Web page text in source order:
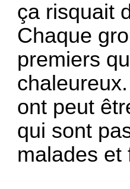
ça risquait
Chaque
premiers
ont peut
qui sont
malades et